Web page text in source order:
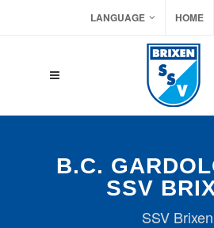
LANGUAGE HOME
B.C.
SSV
SSV Brixen